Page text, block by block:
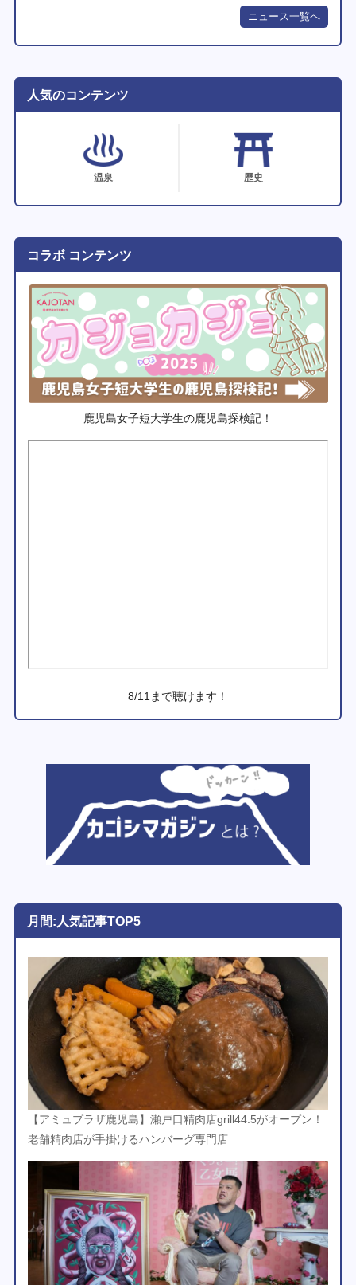
ニュース一覧へ
人気のコンテンツ
温泉 歴史
コラボ コンテンツ
鹿児島女子短大学生の鹿児島探検記！
8/11まで聴けます！
月間:人気記事TOP5
【アミュプラザ鹿児島】瀬戸口精肉店grill44.5がオープン！
老舗精肉店が手掛けるハンバーグ専門店